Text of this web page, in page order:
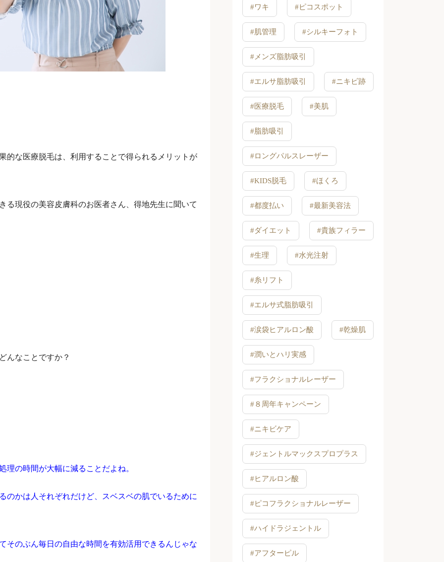
的な医療脱毛は、利用することで得られるメリットが
る現役の美容皮膚科のお医者さん、得地先生に聞いて
んなことですか？
理の時間が大幅に減ることだよね。
のかは人それぞれだけど、スベスベの肌でいるために
そのぶん毎日の自由な時間を有効活用できるんじゃな
#ワキ #ピコスポット
#肌管理 #シルキーフォト
#メンズ脂肪吸引
#エルサ脂肪吸引 #ニキビ跡
#医療脱毛 #美肌
#脂肪吸引
#ロングパルスレーザー
#KIDS脱毛 #ほくろ
#都度払い #最新美容法
#ダイエット #貴族フィラー
#生理 #水光注射
#糸リフト
#エルサ式脂肪吸引
#涙袋ヒアルロン酸 #乾燥肌
#潤いとハリ実感
#フラクショナルレーザー
#８周年キャンペーン
#ニキビケア
#ジェントルマックスプロプラス
#ヒアルロン酸
#ピコフラクショナルレーザー
#ハイドラジェントル
#アフターピル